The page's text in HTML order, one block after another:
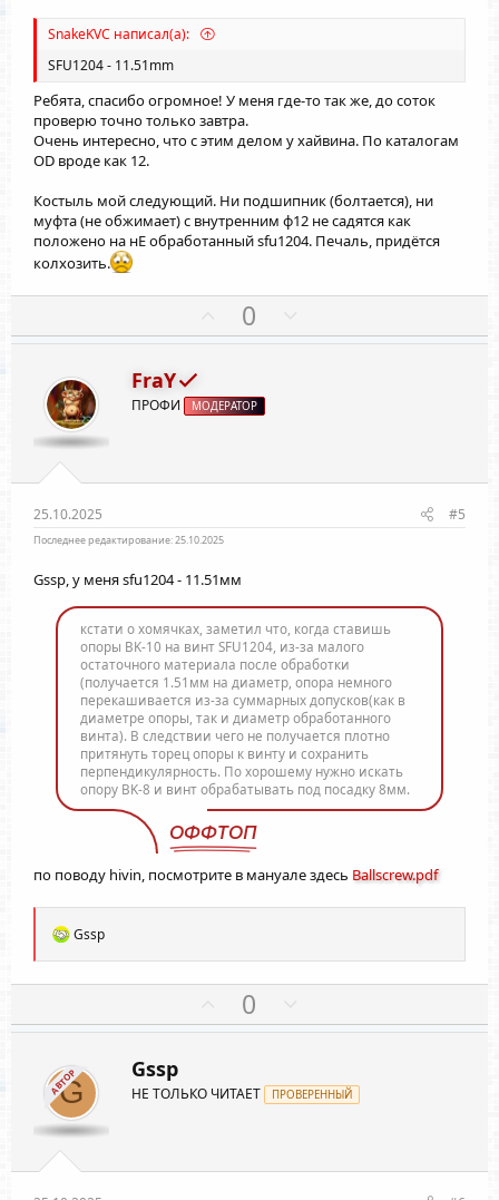
SnakeKVC написал(а):
SFU1204 - 11.51mm
Ребята, спасибо огромное! У меня где-то так же, до соток
проверю точно только завтра.
Очень интересно, что с этим делом у хайвина. По каталогам
OD вроде как 12.
Костыль мой следующий. Ни подшипник (болтается), ни
муфта (не обжимает) с внутренним ф12 не садятся как
положено на нЕ обработанный sfu1204. Печаль, придётся
колхозить.
о
и
т
н
й
г
о
л
о
с
0
е
н
л
о
с
FraY
ПРОФИ МОДЕРАТОР
25.10.2025 #5
Последнее редактирование:25.10.2025
Gssp, у меня sfu1204 - 11.51мм
кстати о хомячках, заметил что, когда ставишь
опоры BK-10 на винт SFU1204, из-за малого
остаточного материала после обработки
(получается 1.51мм на диаметр, опора немного
перекашивается из-за суммарных допусков(как в
диаметре опоры, так и диаметр обработанного
винта). В следствии чего не получается плотно
притянуть торец опоры к винту и сохранить
перпендикулярность. По хорошему нужно искать
опору BK-8 и винт обрабатывать под посадку 8мм.
ОФФТОП
по поводу hivin, посмотрите в мануале здесь Ballscrew.pdf
Р
а
к
и
Gssp
о
и
т
н
0
е
а
т
н
АВТОР
G
Gssp
НЕ ТОЛЬКО ЧИТАЕТ ПРОВЕРЕННЫЙ